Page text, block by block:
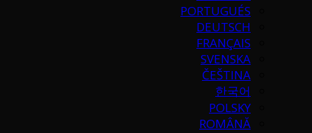
PORTUGUÉS
DEUTSCH
FRANÇAIS
SVENSKA
ČEŠTINA
한국어
POLSKY
ROMÂNĂ